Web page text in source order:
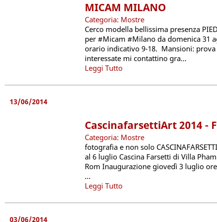
MICAM MILANO
Categoria: Mostre
Cerco modella bellissima presenza
per #Micam #Milano da domenica 31
orario indicativo 9-18. Mansioni: prova
interessate mi contattino gra...
Leggi Tutto
13/06/2014
CascinafarsettiArt 2014 -
Categoria: Mostre
fotografia e non solo
al 6 luglio Cascina Farsetti di Villa
Rom Inaugurazione giovedì 3 luglio
...
Leggi Tutto
03/06/2014